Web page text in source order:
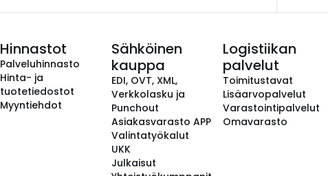
Hinnastot
Palveluhinnasto
Hinta- ja
tuotetiedostot
Myyntiehdot
Sähköinen
kauppa
EDI, OVT, XML,
Verkkolasku ja
Punchout
Asiakasvarasto APP
Valintatyökalut
UKK
Julkaisut
Logistiikan
palvelut
Toimitustavat
Lisäarvopalvelut
Varastointipalvelut
Omavarasto